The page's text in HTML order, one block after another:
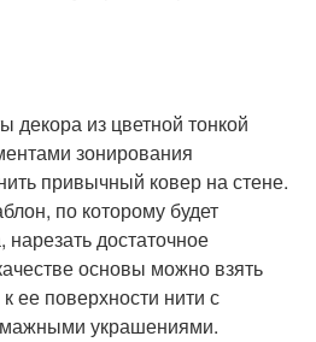
декора из цветной тонкой
зонирования
привычный ковер на стене.
по которому будет
достаточное
основы можно взять
ее поверхности нити с
украшениями.